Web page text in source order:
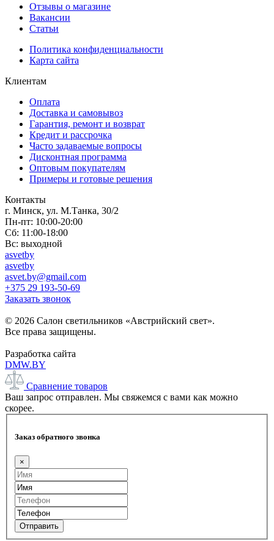
Отзывы о магазине
Вакансии
Статьи
Политика конфиденциальности
Карта сайта
Клиентам
Оплата
Доставка и самовывоз
Гарантия, ремонт и возврат
Кредит и рассрочка
Часто задаваемые вопросы
Дисконтная программа
Оптовым покупателям
Примеры и готовые решения
Контакты
г. Минск, ул. М.Танка, 30/2
Пн-пт: 10:00-20:00
Сб: 11:00-18:00
Вс: выходной
asvetby
asvetby
asvet.by@gmail.com
+375 29 193-50-69
Заказать звонок
© 2026 Салон светильников «Австрийский свет».
Все права защищены.
Разработка сайта
DMW.BY
Сравнение товаров
Ваш запрос отправлен. Мы свяжемся с вами как можно
скорее.
Заказ обратного звонка
×
Отправить